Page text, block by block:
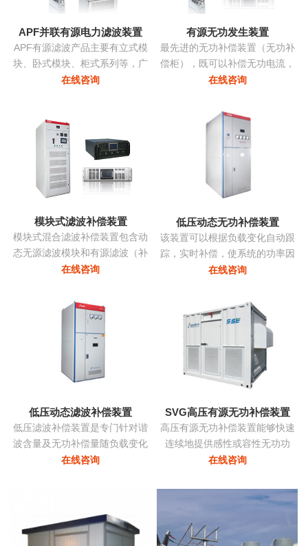
APF并联有源电力滤波装置
APF有源滤波产品主要有立式模
块、卧式模块、柜式系列等，广
泛应用多种负载产生的谐波。
在线咨询
有源无功发生装置
最先进的无功补偿装置（无功补
偿柜），既可以补偿无功电流，
亦可补偿谐波电流，改善三相不
制系统振荡...
在线咨询
模块式滤波补偿装置
模块式混合滤波补偿装置包含动
态无源滤波模块和有源滤波（补
偿）模块两部分，共同承担无功
分和无源部分均由同一控制器控
制。无源部分包括多组单调谐支
路，主要动态调节无功并抑制特
征次谐波电流。有源滤波模块动
偿...
在线咨询
低压动态无功补偿装置
该装置可以根据负载变化自动跟
踪，实时补偿，使系统的功率因
数始终保持在最佳点，同时采用
合，组装维护极为方便且可以进
行随意的扩展，性价比非常高...
在线咨询
低压动态滤波补偿装置
低压滤波补偿装置是专门针对谐
波含量及无功补偿量随负载变化
的负载而设计，该装置根据负载
最佳点...
在线咨询
SVG高压有源无功补偿装置
高压有源无功补偿装置能够快速
连续地提供感性或容性无功功
率，实现考核点的恒定无功、恒
定、高效、优质地运行。在配电
网中将中小容量的ZRSVG装置安
装在某些特殊（如电弧炉）负荷
附近，可克服负荷三相不平衡、
在线咨询